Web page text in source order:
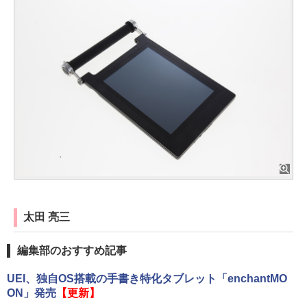
太田 亮三
編集部のおすすめ記事
UEI、独自OS搭載の手書き特化タブレット「enchantMO
ON」発売【更新】